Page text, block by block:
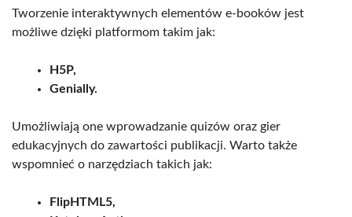
Tworzenie interaktywnych elementów e-booków jest
możliwe dzięki platformom takim jak:
H5P,
Genially.
Umożliwiają one wprowadzanie quizów oraz gier
edukacyjnych do zawartości publikacji. Warto także
wspomnieć o narzędziach takich jak:
FlipHTML5,